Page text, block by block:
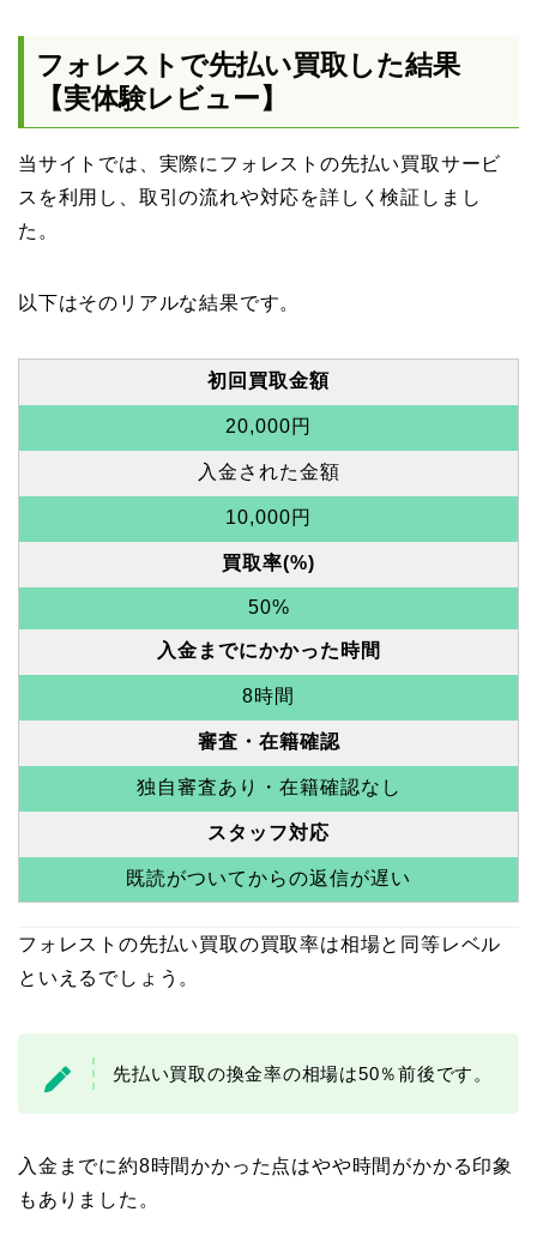
フォレストで先払い買取した結果
【実体験レビュー】
当サイトでは、実際にフォレストの先払い買取サービ
スを利用し、取引の流れや対応を詳しく検証しまし
た。
以下はそのリアルな結果です。
初回買取金額
20,000円
入金された金額
10,000円
買取率(%)
50%
入金までにかかった時間
8時間
審査・在籍確認
独自審査あり・在籍確認なし
スタッフ対応
既読がついてからの返信が遅い
フォレストの先払い買取の買取率は相場と同等レベル
といえるでしょう。
先払い買取の換金率の相場は50％前後です。
入金までに約8時間かかった点はやや時間がかかる印象
もありました。